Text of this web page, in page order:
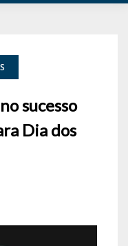
sucesso
Dia dos